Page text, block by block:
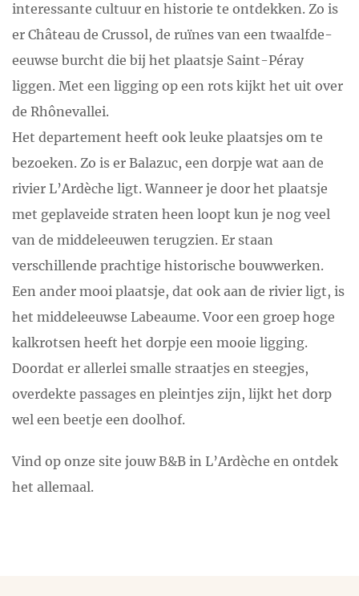
interessante cultuur en historie te ontdekken. Zo is
er Château de Crussol, de ruïnes van een twaalfde-
eeuwse burcht die bij het plaatsje Saint-Péray
liggen. Met een ligging op een rots kijkt het uit over
de Rhônevallei.
Het departement heeft ook leuke plaatsjes om te
bezoeken. Zo is er Balazuc, een dorpje wat aan de
rivier L’Ardèche ligt. Wanneer je door het plaatsje
met geplaveide straten heen loopt kun je nog veel
van de middeleeuwen terugzien. Er staan
verschillende prachtige historische bouwwerken.
Een ander mooi plaatsje, dat ook aan de rivier ligt, is
het middeleeuwse Labeaume. Voor een groep hoge
kalkrotsen heeft het dorpje een mooie ligging.
Doordat er allerlei smalle straatjes en steegjes,
overdekte passages en pleintjes zijn, lijkt het dorp
wel een beetje een doolhof.
Vind op onze site jouw B&B in L’Ardèche en ontdek
het allemaal.